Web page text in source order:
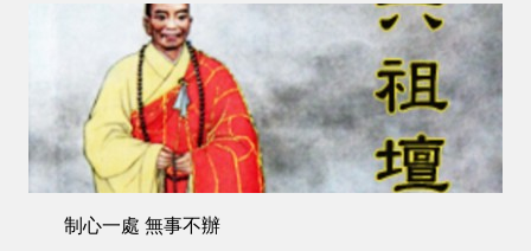
制心一處 無事不辦